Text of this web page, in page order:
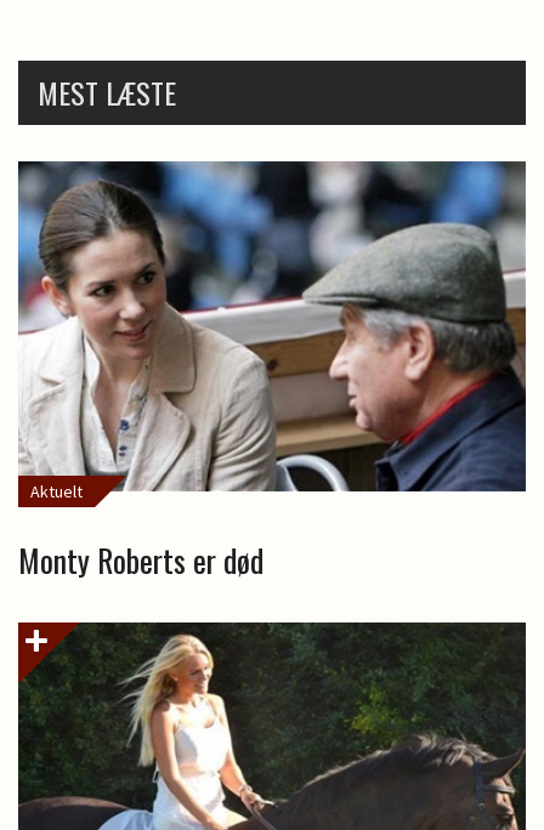
MEST LÆSTE
Aktuelt
Monty Roberts er død